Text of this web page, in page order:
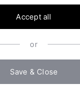
dans une version
Accept all
or
Save & Close